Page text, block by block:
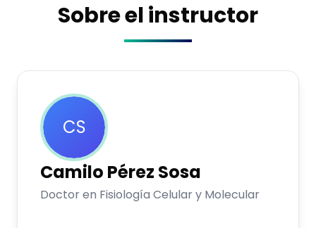
Sobre el instructor
CS
Camilo Pérez Sosa
Doctor en Fisiología Celular y Molecular